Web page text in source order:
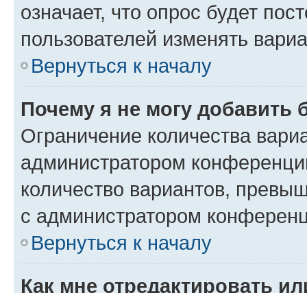
означает, что опрос будет
пользователей изменять
Вернуться к началу
Почему я не могу добавить
Ограничение количества
администратором
количество вариантов,
с администратором
Вернуться к началу
Как мне отредактировать